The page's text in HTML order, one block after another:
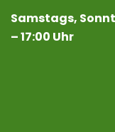
Samstags,
– 17:00 Uhr